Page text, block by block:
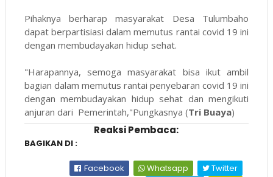
Pihaknya berharap masyarakat Desa Tulumbaho
dapat berpartisiasi dalam memutus rantai covid 19 ini
dengan membudayakan hidup sehat.
"Harapannya, semoga masyarakat bisa ikut ambil
bagian dalam memutus rantai penyebaran covid 19 ini
dengan membudayakan hidup sehat dan mengikuti
anjuran dari Pemerintah,"Pungkasnya (Tri Buaya)
Reaksi Pembaca:
BAGIKAN DI :
Facebook Whatsapp
Twitter